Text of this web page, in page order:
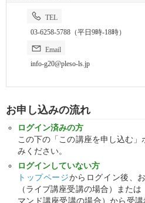
TEL
03-6258-5788（平日9時-18時）
Email
info-g20@pleso-ls.jp
お申し込みの流れ
ログイン済みの方
この下の「この講座を申し込む
みください。
ログインしていない方
トップページからログイン後、
（ライブ講座受講の場合）また
マンド講座受講の場合）から受